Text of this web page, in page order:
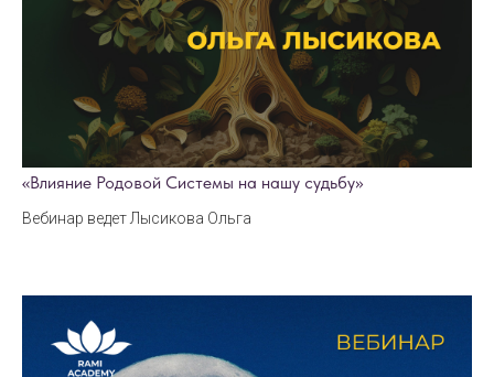
«Влияние Родовой Системы на нашу судьбу»
Вебинар ведет Лысикова Ольга